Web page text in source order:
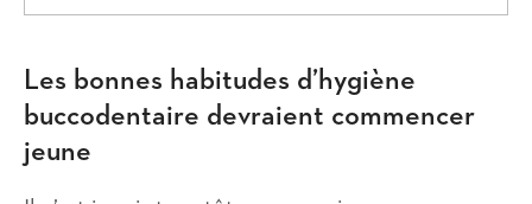
Les bonnes habitudes d’hygiène
buccodentaire devraient commencer
jeune